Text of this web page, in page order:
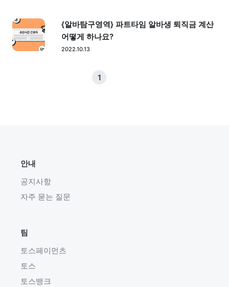
{알바탐구영역} 파트타임 알바생 퇴직금 계산
어떻게 하나요?
2022.10.13
1
안내
공지사항
자주 묻는 질문
팀
토스페이먼츠
토스
토스뱅크